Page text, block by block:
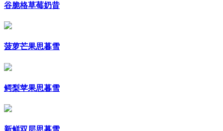
谷脆格草莓奶昔
菠萝芒果思暮雪
鳄梨苹果思暮雪